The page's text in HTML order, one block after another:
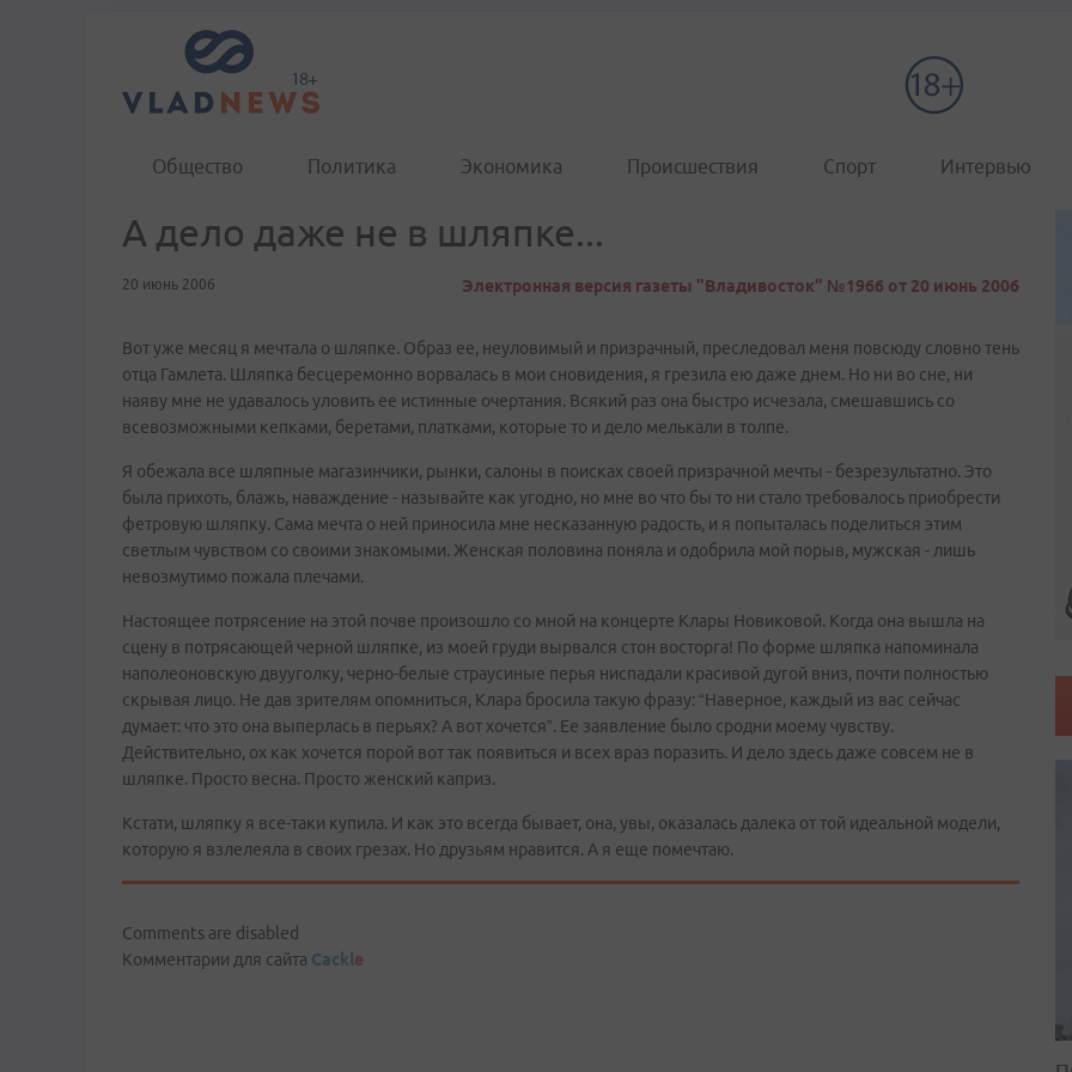
Общество Политика Экономика Происшествия Спорт Интервью
А дело даже не в шляпке...
20 июнь 2006 Электронная версия газеты "Владивосток" №1966 от 20 июнь 2006
Вот уже месяц я мечтала о шляпке. Образ ее, неуловимый и призрачный, преследовал меня повсюду словно тень
отца Гамлета. Шляпка бесцеремонно ворвалась в мои сновидения, я грезила ею даже днем. Но ни во сне, ни
наяву мне не удавалось уловить ее истинные очертания. Всякий раз она быстро исчезала, смешавшись со
всевозможными кепками, беретами, платками, которые то и дело мелькали в толпе.
Я обежала все шляпные магазинчики, рынки, салоны в поисках своей призрачной мечты - безрезультатно. Это
была прихоть, блажь, наваждение - называйте как угодно, но мне во что бы то ни стало требовалось приобрести
фетровую шляпку. Сама мечта о ней приносила мне несказанную радость, и я попыталась поделиться этим
светлым чувством со своими знакомыми. Женская половина поняла и одобрила мой порыв, мужская - лишь
невозмутимо пожала плечами.
Настоящее потрясение на этой почве произошло со мной на концерте Клары Новиковой. Когда она вышла на
сцену в потрясающей черной шляпке, из моей груди вырвался стон восторга! По форме шляпка напоминала
наполеоновскую двууголку, черно-белые страусиные перья ниспадали красивой дугой вниз, почти полностью
скрывая лицо. Не дав зрителям опомниться, Клара бросила такую фразу: “Наверное, каждый из вас сейчас
думает: что это она выперлась в перьях? А вот хочется”. Ее заявление было сродни моему чувству.
Действительно, ох как хочется порой вот так появиться и всех враз поразить. И дело здесь даже совсем не в
шляпке. Просто весна. Просто женский каприз.
Кстати, шляпку я все-таки купила. И как это всегда бывает, она, увы, оказалась далека от той идеальной модели,
которую я взлелеяла в своих грезах. Но друзьям нравится. А я еще помечтаю.
Comments are disabled
Комментарии для сайта Cackle